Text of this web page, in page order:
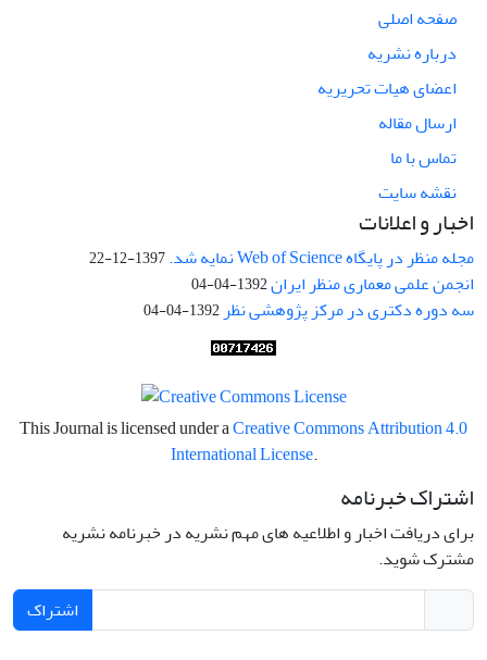
صفحه اصلی
درباره نشریه
اعضای هیات تحریریه
ارسال مقاله
تماس با ما
نقشه سایت
اخبار و اعلانات
مجله منظر در پایگاه Web of Science نمایه شد. 1397-12-22
انجمن علمی معماری منظر ایران1392-04-04
سه دوره دکتری در مرکز پژوهشی نظر 1392-04-04
This Journal is licensed under aCreative Commons Attribution 4.0
International License.
اشتراک خبرنامه
برای دریافت اخبار و اطلاعیه های مهم نشریه در خبرنامه نشریه
مشترک شوید.
اشتراک